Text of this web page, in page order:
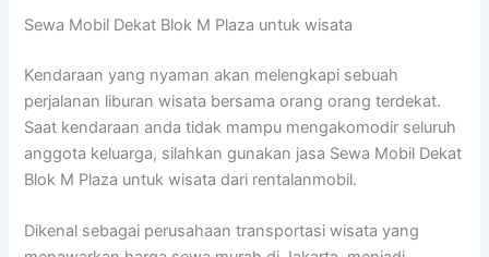
Sewa Mobil Dekat Blok M Plaza untuk wisata
Kendaraan yang nyaman akan melengkapi sebuah
perjalanan liburan wisata bersama orang orang terdekat.
Saat kendaraan anda tidak mampu mengakomodir seluruh
anggota keluarga, silahkan gunakan jasa Sewa Mobil Dekat
Blok M Plaza untuk wisata dari rentalanmobil.
Dikenal sebagai perusahaan transportasi wisata yang